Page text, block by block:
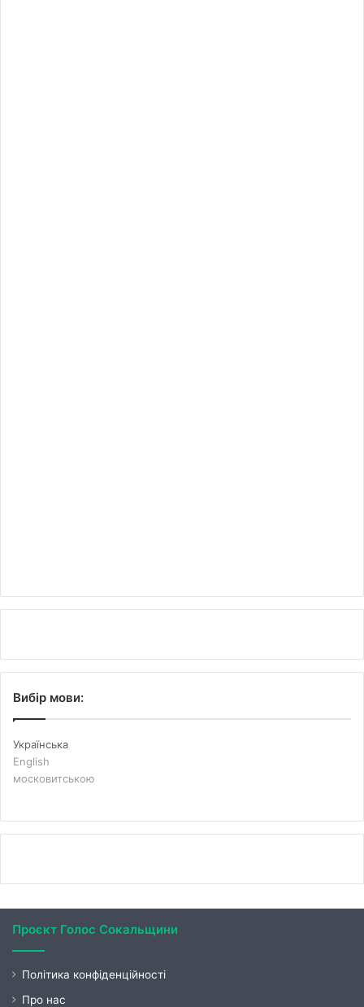
Вибір мови:
Українська
English
московитською
Проєкт Голос Сокальщини
Політика конфіденційності
Про нас